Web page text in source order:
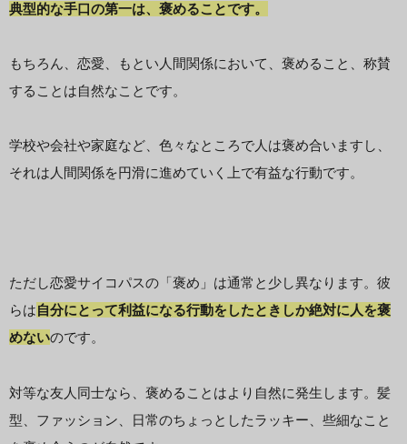
典型的な手口の第一は、褒めることです。
もちろん、恋愛、もとい人間関係において、褒めること、称賛
することは自然なことです。
学校や会社や家庭など、色々なところで人は褒め合いますし、
それは人間関係を円滑に進めていく上で有益な行動です。
ただし恋愛サイコパスの「褒め」は通常と少し異なります。彼
らは自分にとって利益になる行動をしたときしか絶対に人を褒
めないのです。
対等な友人同士なら、褒めることはより自然に発生します。 髪
型、ファッション、日常のちょっとしたラッキー、些細なこと